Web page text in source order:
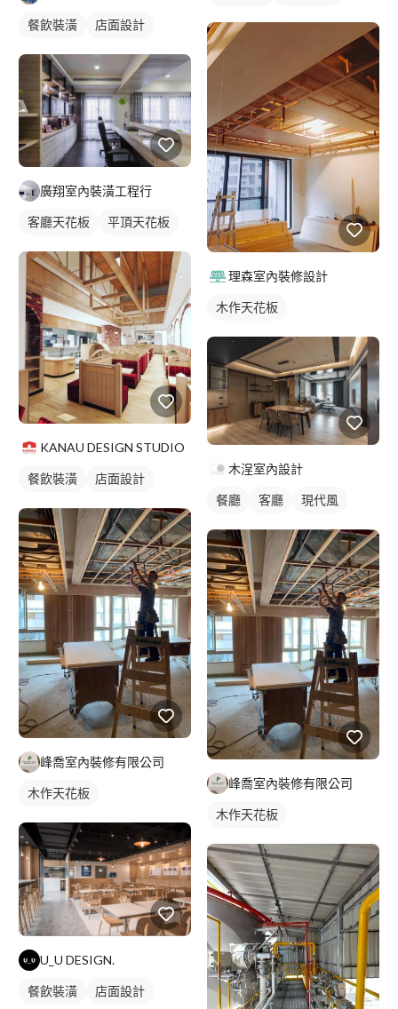
餐飲裝潢 店面設計
廣翔室內裝潢工程行
客廳天花板 平頂天花板
KANAU DESIGN STUDIO
餐飲裝潢 店面設計
峰喬室內裝修有限公司
木作天花板
U_U DESIGN.
餐飲裝潢 店面設計
理森室內裝修設計
木作天花板
木浧室內設計
餐廳 客廳 現代風
峰喬室內裝修有限公司
木作天花板